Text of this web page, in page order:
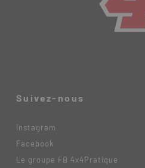
Suivez-nous
Instagram
Facebook
Le groupe FB 4x4Pratique